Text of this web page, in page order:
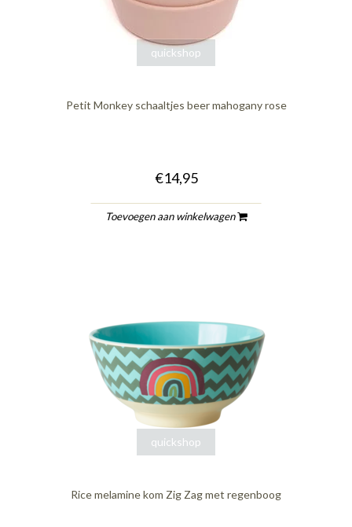
quickshop
Petit Monkey schaaltjes beer mahogany rose
€14,95
Toevoegen aan winkelwagen
quickshop
Rice melamine kom Zig Zag met regenboog